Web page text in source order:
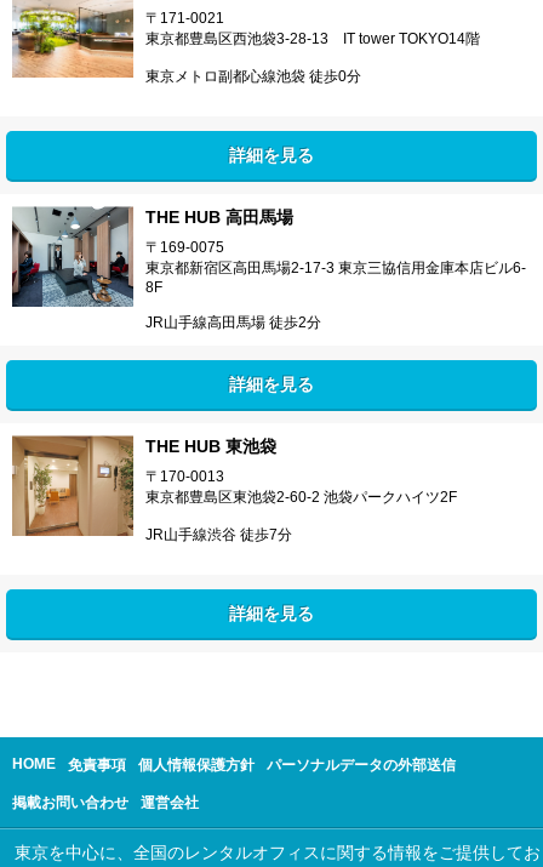
〒171-0021
東京都豊島区西池袋3-28-13 IT tower TOKYO14階
東京メトロ副都心線池袋 徒歩0分
詳細を見る
THE HUB 高田馬場
〒169-0075
東京都新宿区高田馬場2-17-3 東京三協信用金庫本店ビル6-
8F
JR山手線高田馬場 徒歩2分
詳細を見る
THE HUB 東池袋
〒170-0013
東京都豊島区東池袋2-60-2 池袋パークハイツ2F
JR山手線渋谷 徒歩7分
詳細を見る
HOME 免責事項 個人情報保護方針 パーソナルデータの外部送信
掲載お問い合わせ 運営会社
東京を中心に、全国のレンタルオフィスに関する情報をご提供してお